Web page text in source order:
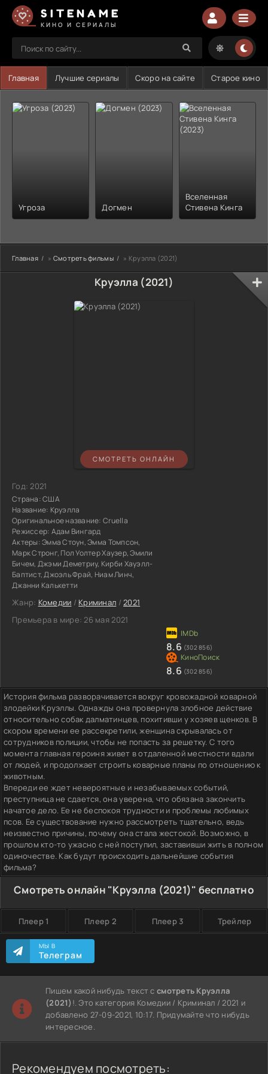
SITENAME
КИНО И СЕРИАЛЫ
Главная Лучшие сериалы Скоро на сайте Старое кино
Угроза Догмен
Вселенная
Стивена Кинга
Главная » Смотреть фильмы » Круэлла (2021)
Круэлла (2021)
СМОТРЕТЬ ОНЛАЙН
Год:2021
Страна:США
Название: Круэлла
Оригинальное название: Cruella
Режиссер: Адам Вингард
Актеры:Эмма Стоун, Эмма Томпсон,
Марк Стронг, Пол Уолтер Хаузер, Эмили
Бичем, Джэми Деметриу, Кирби Хауэлл-
Баптист, Джоэль Фрай, Ниам Линч,
Джанни Калькетти
Жанр: Комедии / Криминал /2021
Премьера в мире: 26 мая 2021
8.6 (302 856)
8.6 (302 856)
История фильма разворачивается вокруг кровожадной коварной
злодейки Круэллы. Однажды она провернула злобное действие
относительно собак далматинцев, похитивши у хозяев щенков. В
скором времени ее рассекретили, женщина скрывалась от
сотрудников полиции, чтобы не попасть за решетку. С того
момента главная героиня живет в отдаленной местности вдали
от людей, и продолжает строить коварные планы по отношению к
животным.
Впереди ее ждет невероятные и незабываемых событий,
преступница не сдается, она уверена, что обязана закончить
начатое дело. Ее не беспокоя трудности и проблемы любимых
псов. Ее существование нужно рассмотреть тщательно, ведь
неизвестно причины, почему она стала жестокой. Возможно, в
прошлом кто-то ужасно с ней поступил, заставивши жить в полном
одиночестве. Как будут происходить дальнейшие события
фильма?
Смотреть онлайн "Круэлла (2021)" бесплатно
Плеер 1 Плеер 2 Плеер 3 Трейлер
МЫ В
Телеграм
Пишем какой нибудь текст ссмотреть Круэлла
(2021) !. Это категория Комедии / Криминал / 2021 и
добавлено 27-09-2021, 10:17. Придумайте что нибудь
интересное.
Рекомендуем посмотреть: